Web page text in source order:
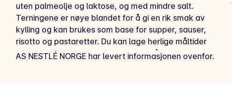
uten palmeolje og laktose, og med mindre salt.
Terningene er nøye blandet for å gi en rik smak av
kylling og kan brukes som base for supper, sauser,
risotto og pastaretter. Du kan lage herlige måltider
som hele familien vil elske, bare ved å tilsette en
AS NESTLÉ NORGE har levert informasjonen ovenfor.